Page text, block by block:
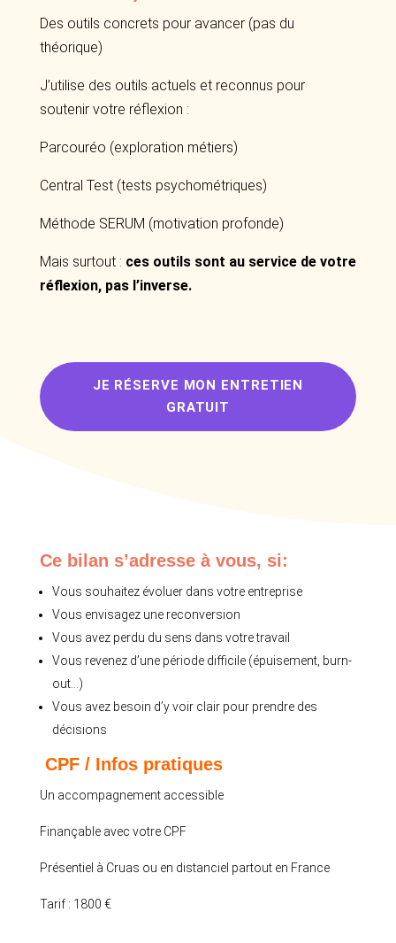
Des outils concrets pour avancer (pas du
théorique)
J’utilise des outils actuels et reconnus pour
soutenir votre réflexion :
Parcouréo (exploration métiers)
Central Test (tests psychométriques)
Méthode SERUM (motivation profonde)
Mais surtout : ces outils sont au service de votre
réflexion, pas l’inverse.
JE RÉSERVE MON ENTRETIEN
GRATUIT
Ce bilan s’adresse à vous, si:
Vous souhaitez évoluer dans votre entreprise
Vous envisagez une reconversion
Vous avez perdu du sens dans votre travail
Vous revenez d’une période difficile (épuisement, burn-
out…)
Vous avez besoin d’y voir clair pour prendre des
décisions
CPF / Infos pratiques
Un accompagnement accessible
Finançable avec votre CPF
Présentiel à Cruas ou en distanciel partout en France
Tarif : 1800 €